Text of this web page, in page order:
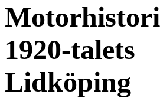
1920-talets
Lidköping